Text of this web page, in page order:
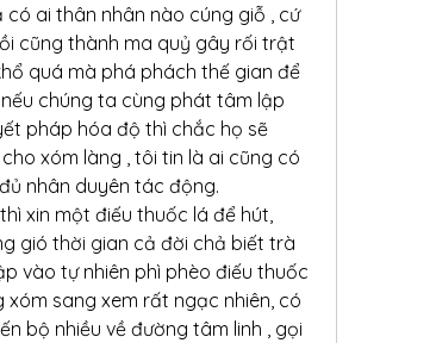
ai thân nhân nào cúng giỗ , cứ
cũng thành ma quỷ gây rối trật
quá mà phá phách thế gian để
chúng ta cùng phát tâm lập
pháp hóa độ thì chắc họ sẽ
xóm làng , tôi tin là ai cũng có
nhân duyên tác động.
xin một điếu thuốc lá để hút,
gió thời gian cả đời chả biết trà
vào tự nhiên phì phèo điếu thuốc
sang xem rất ngạc nhiên, có
bộ nhiều về đường tâm linh , gọi